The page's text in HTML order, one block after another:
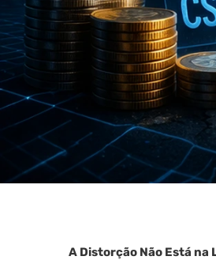
A Distorção Não Está